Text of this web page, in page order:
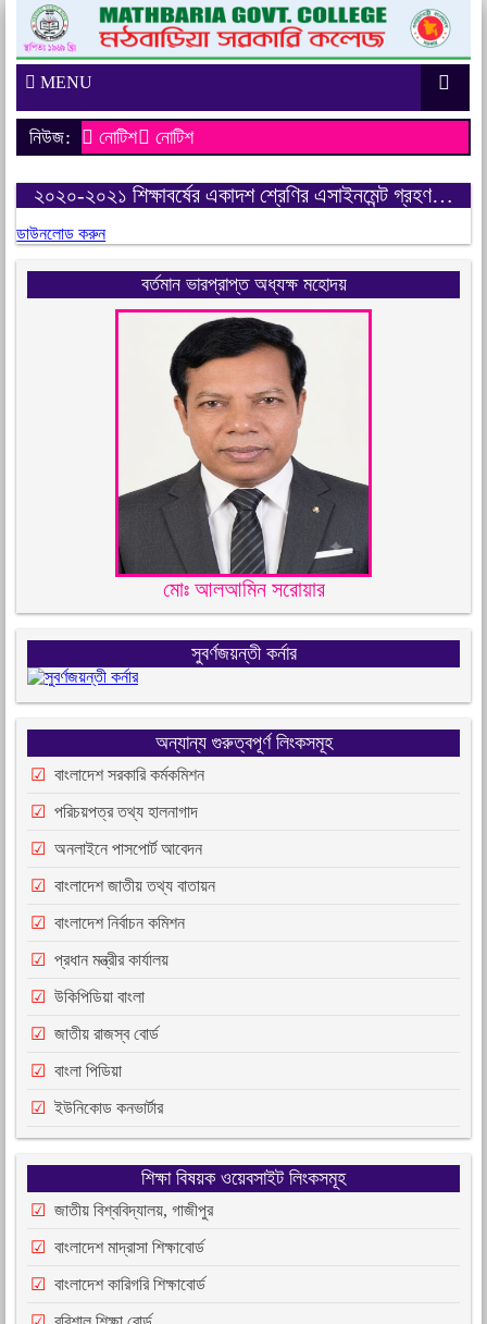
MENU
নিউজ: নোটিশ
নোটিশ
২০২০-২০২১ শিক্ষাবর্ষের একাদশ শ্রেণির এসাইনমেন্ট গ্রহণ…
ডাউনলোড করুন
বর্তমান ভারপ্রাপ্ত অধ্যক্ষ মহোদয়
মোঃ আলআমিন সরোয়ার
সুবর্ণজয়ন্তী কর্নার
অন্যান্য গুরুত্বপূর্ণ লিংকসমূহ
বাংলাদেশ সরকারি কর্মকমিশন
পরিচয়পত্র তথ্য হালনাগাদ
অনলাইনে পাসপোর্ট আবেদন
বাংলাদেশ জাতীয় তথ্য বাতায়ন
বাংলাদেশ নির্বাচন কমিশন
প্রধান মন্ত্রীর কার্যালয়
উকিপিডিয়া বাংলা
জাতীয় রাজস্ব বোর্ড
বাংলা পিডিয়া
ইউনিকোড কনভার্টার
শিক্ষা বিষয়ক ওয়েবসাইট লিংকসমূহ
জাতীয় বিশ্ববিদ্যালয়, গাজীপুর
বাংলাদেশ মাদ্রাসা শিক্ষাবোর্ড
বাংলাদেশ কারিগরি শিক্ষাবোর্ড